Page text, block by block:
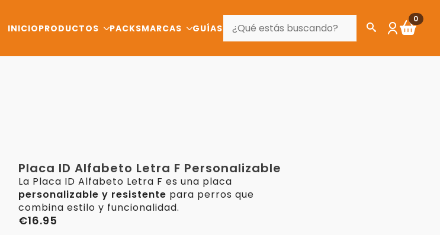
INICIOPRODUCTOS PACKSMARCAS GUÍAS
0
Placa ID Alfabeto Letra F Personalizable
La Placa ID Alfabeto Letra F es una placa
personalizable y resistente para perros que
combina estilo y funcionalidad.
€16.95